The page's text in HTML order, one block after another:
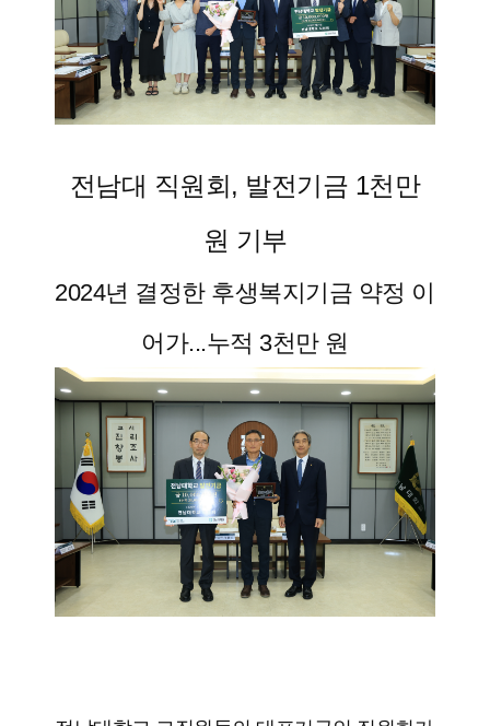
전남대 직원회, 발전기금 1천만
원 기부
2024년 결정한 후생복지기금 약정 이
어가...누적 3천만 원